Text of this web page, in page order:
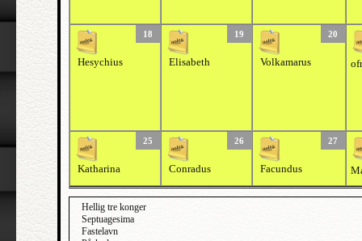
18
Hesychius
19
Elisabeth
20
Volkamarus
25
Katharina
26
Conradus
27
Facundus
Hellig tre konger
Septuagesima
Fastelavn